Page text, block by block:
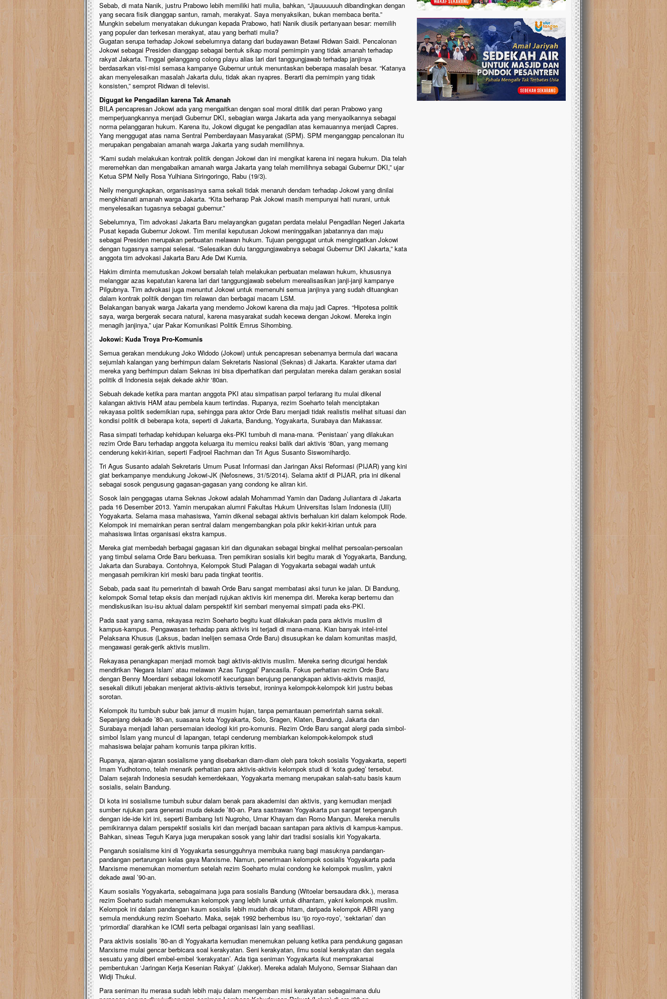
Sebab, di mata Nanik, justru Prabowo lebih memiliki hati mulia, bahkan, “Jjauuuuuuh dibandingkan dengan
yang secara fisik dianggap santun, ramah, merakyat. Saya menyaksikan, bukan membaca berita.”
Mungkin sebelum menyatakan dukungan kepada Prabowo, hati Nanik diusik pertanyaan besar: memilih
yang populer dan terkesan merakyat, atau yang berhati mulia?
Gugatan serupa terhadap Jokowi sebelumnya datang dari budayawan Betawi Ridwan Saidi. Pencalonan
Jokowi sebagai Presiden dianggap sebagai bentuk sikap moral pemimpin yang tidak amanah terhadap
rakyat Jakarta. Tinggal gelanggang colong playu alias lari dari tanggungjawab terhadap janjinya
berdasarkan visi-misi semasa kampanye Gubernur untuk menuntaskan beberapa masalah besar. “Katanya
akan menyelesaikan masalah Jakarta dulu, tidak akan nyapres. Berarti dia pemimpin yang tidak
konsisten,” semprot Ridwan di televisi.
Digugat ke Pengadilan karena Tak Amanah
BILA pencapresan Jokowi ada yang mengaitkan dengan soal moral ditilik dari peran Prabowo yang
memperjuangkannya menjadi Gubernur DKI, sebagian warga Jakarta ada yang menyaolkannya sebagai
norma pelanggaran hukum. Karena itu, Jokowi digugat ke pengadilan atas kemauannya menjadi Capres.
Yang menggugat atas nama Sentral Pemberdayaan Masyarakat (SPM). SPM menganggap pencalonan itu
merupakan pengabaian amanah warga Jakarta yang sudah memilihnya.
“Kami sudah melakukan kontrak politik dengan Jokowi dan ini mengikat karena ini negara hukum. Dia telah
meremehkan dan mengabaikan amanah warga Jakarta yang telah memilihnya sebagai Gubernur DKI,” ujar
Ketua SPM Nelly Rosa Yulhiana Siringoringo, Rabu (19/3).
Nelly mengungkapkan, organisasinya sama sekali tidak menaruh dendam terhadap Jokowi yang dinilai
mengkhianati amanah warga Jakarta. “Kita berharap Pak Jokowi masih mempunyai hati nurani, untuk
menyelesaikan tugasnya sebagai gubernur.”
Sebelumnya, Tim advokasi Jakarta Baru melayangkan gugatan perdata melalui Pengadilan Negeri Jakarta
Pusat kepada Gubernur Jokowi. Tim menilai keputusan Jokowi meninggalkan jabatannya dan maju
sebagai Presiden merupakan perbuatan melawan hukum. Tujuan penggugat untuk mengingatkan Jokowi
dengan tugasnya sampai selesai. “Selesaikan dulu tanggungjawabnya sebagai Gubernur DKI Jakarta,” kata
anggota tim advokasi Jakarta Baru Ade Dwi Kurnia.
Hakim diminta memutuskan Jokowi bersalah telah melakukan perbuatan melawan hukum, khususnya
melanggar azas kepatutan karena lari dari tanggungjawab sebelum merealisasikan janji-janji kampanye
Pilgubnya. Tim advokasi juga menuntut Jokowi untuk memenuhi semua janjinya yang sudah dituangkan
dalam kontrak politik dengan tim relawan dan berbagai macam LSM.
Belakangan banyak warga Jakarta yang mendemo Jokowi karena dia maju jadi Capres. “Hipotesa politik
saya, warga bergerak secara natural, karena masyarakat sudah kecewa dengan Jokowi. Mereka ingin
menagih janjinya,” ujar Pakar Komunikasi Politik Emrus Sihombing.
Jokowi: Kuda Troya Pro-Komunis
Semua gerakan mendukung Joko Widodo (Jokowi) untuk pencapresan sebenarnya bermula dari wacana
sejumlah kalangan yang berhimpun dalam Sekretaris Nasional (Seknas) di Jakarta. Karakter utama dari
mereka yang berhimpun dalam Seknas ini bisa diperhatikan dari pergulatan mereka dalam gerakan sosial
politik di Indonesia sejak dekade akhir ‘80an.
Sebuah dekade ketika para mantan anggota PKI atau simpatisan parpol terlarang itu mulai dikenal
kalangan aktivis HAM atau pembela kaum tertindas. Rupanya, rezim Soeharto telah menciptakan
rekayasa politik sedemikian rupa, sehingga para aktor Orde Baru menjadi tidak realistis melihat situasi dan
kondisi politik di beberapa kota, seperti di Jakarta, Bandung, Yogyakarta, Surabaya dan Makassar.
Rasa simpati terhadap kehidupan keluarga eks-PKI tumbuh di mana-mana. ‘Penistaan’ yang dilakukan
rezim Orde Baru terhadap anggota keluarga itu memicu reaksi balik dari aktivis ‘80an, yang memang
cenderung kekiri-kirian, seperti Fadjroel Rachman dan Tri Agus Susanto Siswomihardjo.
Tri Agus Susanto adalah Sekretaris Umum Pusat Informasi dan Jaringan Aksi Reformasi (PIJAR) yang kini
giat berkampanye mendukung Jokowi-JK (Nefosnews, 31/5/2014). Selama aktif di PIJAR, pria ini dikenal
sebagai sosok pengusung gagasan-gagasan yang condong ke aliran kiri.
Sosok lain penggagas utama Seknas Jokowi adalah Mohammad Yamin dan Dadang Juliantara di Jakarta
pada 16 Desember 2013. Yamin merupakan alumni Fakultas Hukum Universitas Islam Indonesia (UII)
Yogyakarta. Selama masa mahasiswa, Yamin dikenal sebagai aktivis berhaluan kiri dalam kelompok Rode.
Kelompok ini memainkan peran sentral dalam mengembangkan pola pikir kekiri-kirian untuk para
mahasiswa lintas organisasi ekstra kampus.
Mereka giat membedah berbagai gagasan kiri dan digunakan sebagai bingkai melihat persoalan-persoalan
yang timbul selama Orde Baru berkuasa. Tren pemikiran sosialis kiri begitu marak di Yogyakarta, Bandung,
Jakarta dan Surabaya. Contohnya, Kelompok Studi Palagan di Yogyakarta sebagai wadah untuk
mengasah pemikiran kiri meski baru pada tingkat teoritis.
Sebab, pada saat itu pemerintah di bawah Orde Baru sangat membatasi aksi turun ke jalan. Di Bandung,
kelompok Somal tetap eksis dan menjadi rujukan aktivis kiri menempa diri. Mereka kerap bertemu dan
mendiskusikan isu-isu aktual dalam perspektif kiri sembari menyemai simpati pada eks-PKI.
Pada saat yang sama, rekayasa rezim Soeharto begitu kuat dilakukan pada para aktivis muslim di
kampus-kampus. Pengawasan terhadap para aktivis ini terjadi di mana-mana. Kian banyak intel-intel
Pelaksana Khusus (Laksus, badan inelijen semasa Orde Baru) disusupkan ke dalam komunitas masjid,
mengawasi gerak-gerik aktivis muslim.
Rekayasa penangkapan menjadi momok bagi aktivis-aktivis muslim. Mereka sering dicurigai hendak
mendirikan ‘Negara Islam’ atau melawan ‘Azas Tunggal’ Pancasila. Fokus perhatian rezim Orde Baru
dengan Benny Moerdani sebagai lokomotif kecurigaan berujung penangkapan aktivis-aktivis masjid,
sesekali diikuti jebakan menjerat aktivis-aktivis tersebut, ironinya kelompok-kelompok kiri justru bebas
sorotan.
Kelompok itu tumbuh subur bak jamur di musim hujan, tanpa pemantauan pemerintah sama sekali.
Sepanjang dekade ’80-an, suasana kota Yogyakarta, Solo, Sragen, Klaten, Bandung, Jakarta dan
Surabaya menjadi lahan persemaian ideologi kiri pro-komunis. Rezim Orde Baru sangat alergi pada simbol-
simbol Islam yang muncul di lapangan, tetapi cenderung membiarkan kelompok-kelompok studi
mahasiswa belajar paham komunis tanpa pikiran kritis.
Rupanya, ajaran-ajaran sosialisme yang disebarkan diam-diam oleh para tokoh sosialis Yogyakarta, seperti
Imam Yudhotomo, telah menarik perhatian para aktivis-aktivis kelompok studi di ‘kota gudeg’ tersebut.
Dalam sejarah Indonesia sesudah kemerdekaan, Yogyakarta memang merupakan salah-satu basis kaum
sosialis, selain Bandung.
Di kota ini sosialisme tumbuh subur dalam benak para akademisi dan aktivis, yang kemudian menjadi
sumber rujukan para generasi muda dekade ’80-an. Para sastrawan Yogyakarta pun sangat terpengaruh
dengan ide-ide kiri ini, seperti Bambang Isti Nugroho, Umar Khayam dan Romo Mangun. Mereka menulis
pemikirannya dalam perspektif sosialis kiri dan menjadi bacaan santapan para aktivis di kampus-kampus.
Bahkan, sineas Teguh Karya juga merupakan sosok yang lahir dari tradisi sosialis kiri Yogyakarta.
Pengaruh sosialisme kini di Yogyakarta sesungguhnya membuka ruang bagi masuknya pandangan-
pandangan pertarungan kelas gaya Marxisme. Namun, penerimaan kelompok sosialis Yogyakarta pada
Marxisme menemukan momentum setelah rezim Soeharto mulai condong ke kelompok muslim, yakni
dekade awal ’90-an.
Kaum sosialis Yogyakarta, sebagaimana juga para sosialis Bandung (Witoelar bersaudara dkk.), merasa
rezim Soeharto sudah menemukan kelompok yang lebih lunak untuk dihantam, yakni kelompok muslim.
Kelompok ini dalam pandangan kaum sosialis lebih mudah dicap hitam, daripada kelompok ABRI yang
semula mendukung rezim Soeharto. Maka, sejak 1992 berhembus isu ‘ijo royo-royo’, ‘sektarian’ dan
‘primordial’ diarahkan ke ICMI serta pelbagai organisasi lain yang seafiliasi.
Para aktivis sosialis ’80-an di Yogyakarta kemudian menemukan peluang ketika para pendukung gagasan
Marxisme mulai gencar berbicara soal kerakyatan. Seni kerakyatan, ilmu sosial kerakyatan dan segala
sesuatu yang diberi embel-embel ‘kerakyatan’. Ada tiga seniman Yogyakarta ikut memprakarsai
pembentukan ‘Jaringan Kerja Kesenian Rakyat’ (Jakker). Mereka adalah Mulyono, Semsar Siahaan dan
Widji Thukul.
Para seniman itu merasa sudah lebih maju dalam mengemban misi kerakyatan sebagaimana dulu